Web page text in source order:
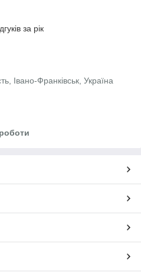
за рік
Івано-Франківськ, Україна